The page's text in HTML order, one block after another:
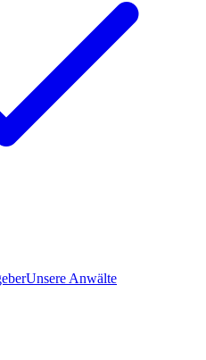
Unsere Anwälte